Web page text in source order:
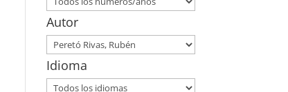
Autor
Idioma